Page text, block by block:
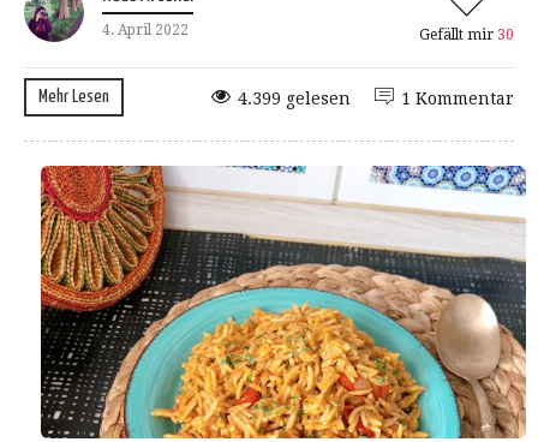
4. April 2022 Gefällt mir 30
Mehr Lesen 1 Kommentar
4.399 gelesen